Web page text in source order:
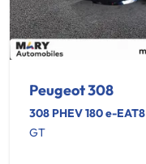
Peugeot 308
308 PHEV 180 e-EAT8
GT